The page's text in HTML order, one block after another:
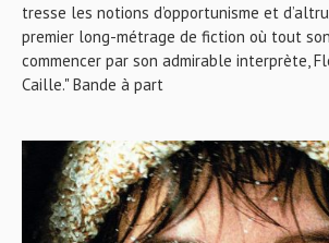
tresse les notions d’opportunisme et
premier long-métrage de fiction où tout
commencer par son admirable interprète,
Caille." Bande à part